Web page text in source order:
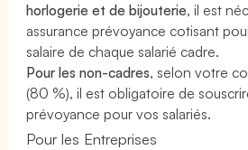
horlogerie et de bijouterie, il est
assurance prévoyance cotisant
salaire de chaque salarié cadre.
Pour les non-cadres, selon votre
(80 %), il est obligatoire de
prévoyance pour vos salariés.
Pour les Entreprises